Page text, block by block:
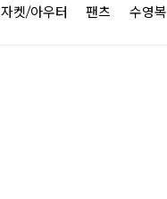
자켓/아우터 팬츠 수영복